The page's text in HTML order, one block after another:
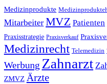
Medizinprodukte
Mitarbeiter MVZ Patienten
Praxisstrategie Praxisverkauf
Medizinrecht Telemedizin
Werbung Zahnarzt
ZMVZ Ärzte